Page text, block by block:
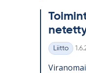
Kategoriat
Liitto